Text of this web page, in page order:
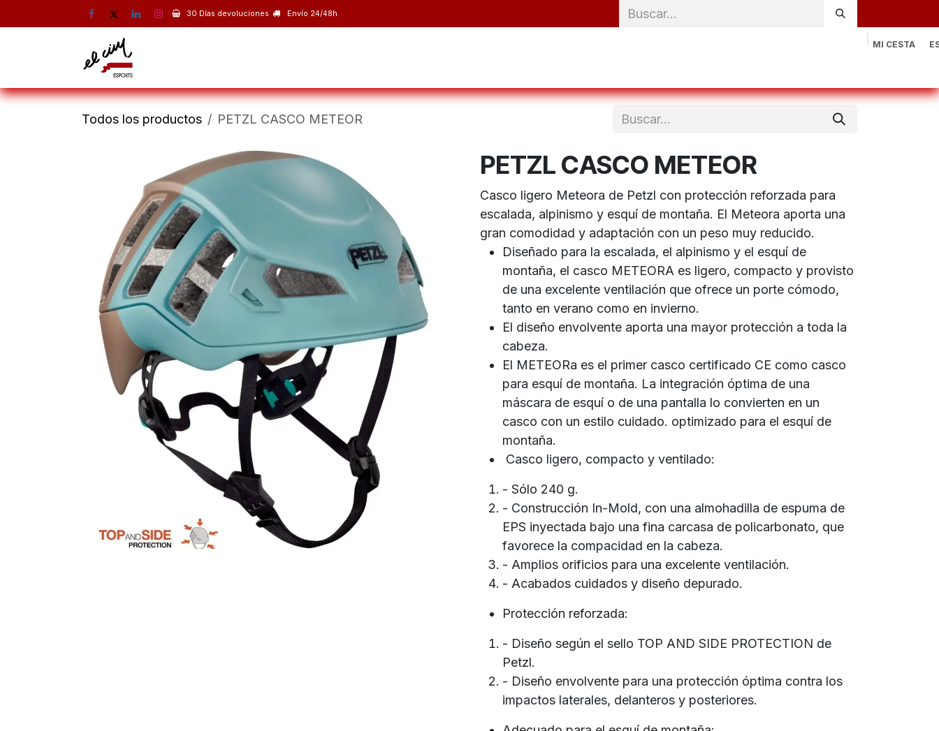
30 Días devoluciones Envío 24/48h
MI CESTA
Todos los productos PETZL CASCO METEOR
PETZL CASCO METEOR
Casco ligero Meteora de Petzl con protección reforzada para
escalada, alpinismo y esquí de montaña. El Meteora aporta una
gran comodidad y adaptación con un peso muy reducido.
Diseñado para la escalada, el alpinismo y el esquí de
montaña, el casco METEORA es ligero, compacto y provisto
de una excelente ventilación que ofrece un porte cómodo,
tanto en verano como en invierno.
El diseño envolvente aporta una mayor protección a toda la
cabeza.
El METEORa es el primer casco certificado CE como casco
para esquí de montaña. La integración óptima de una
máscara de esquí o de una pantalla lo convierten en un
casco con un estilo cuidado. optimizado para el esquí de
montaña.
Casco ligero, compacto y ventilado:
- Sólo 240 g.
- Construcción In-Mold, con una almohadilla de espuma de
EPS inyectada bajo una fina carcasa de policarbonato, que
favorece la compacidad en la cabeza.
- Amplios orificios para una excelente ventilación.
- Acabados cuidados y diseño depurado.
Protección reforzada:
- Diseño según el sello TOP AND SIDE PROTECTION de
Petzl.
- Diseño envolvente para una protección óptima contra los
impactos laterales, delanteros y posteriores.